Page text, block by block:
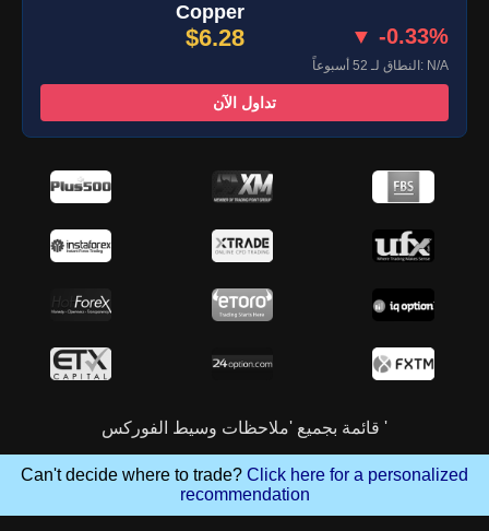
Copper
$6.28 ▼ -0.33%
النطاق لـ 52 أسبوعاً: N/A
تداول الآن
قائمة بجميع 'ملاحظات وسيط الفوركس '
Can't decide where to trade? Click here for a personalized
recommendation